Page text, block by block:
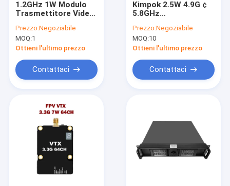
Prodotti
Fatory Tour
1.2GHz 1W Modulo
Trasmettitore Video
con Trasmissione
Immagini Wireless
10-20km
Prezzo:Negoziabile
MOQ:1
Ottieni l'ultimo prezzo
Contattaci
Kimpok 2.5W 4.9G ¢
5.8GHz
analogo Compatto
Leggero Lungo
raggio FPV VTX
Prezzo:Negoziabile
MOQ:10
Ottieni l'ultimo prezzo
Contattaci